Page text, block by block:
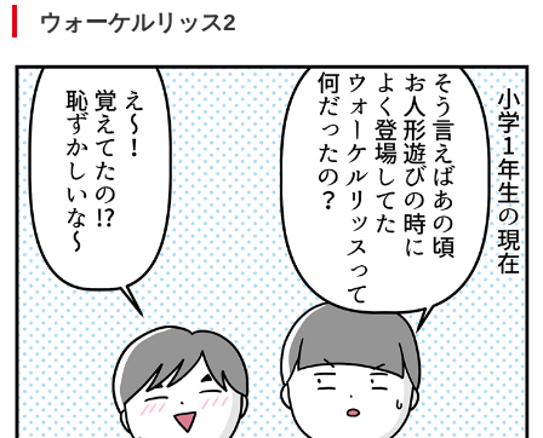
ウォーケルリッス2